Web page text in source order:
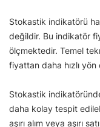
Stokastik indikatörü
değildir. Bu indikatör
ölçmektedir. Temel
fiyattan daha hızlı
Stokastik
daha kolay tespit
aşırı alım veya aşırı